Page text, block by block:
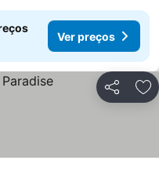
Ver preços
Partilhar